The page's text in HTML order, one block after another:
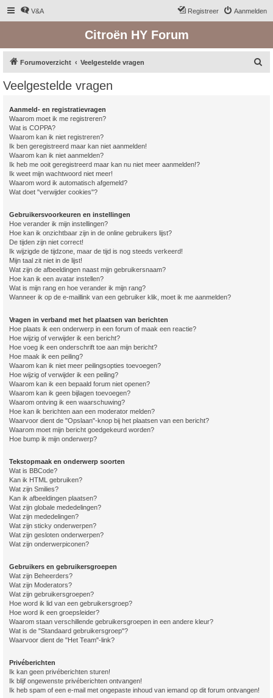
V&A Aanmelden
Registreer
Citroën HY Forum
Forumoverzicht Veelgestelde vragen
Veelgestelde vragen
Aanmeld- en registratievragen
Waarom moet ik me registreren?
Wat is COPPA?
Waarom kan ik niet registreren?
Ik ben geregistreerd maar kan niet aanmelden!
Waarom kan ik niet aanmelden?
Ik heb me ooit geregistreerd maar kan nu niet meer aanmelden!?
Ik weet mijn wachtwoord niet meer!
Waarom word ik automatisch afgemeld?
Wat doet "verwijder cookies"?
Gebruikersvoorkeuren en instellingen
Hoe verander ik mijn instellingen?
Hoe kan ik onzichtbaar zijn in de online gebruikers lijst?
De tijden zijn niet correct!
Ik wijzigde de tijdzone, maar de tijd is nog steeds verkeerd!
Mijn taal zit niet in de lijst!
Wat zijn de afbeeldingen naast mijn gebruikersnaam?
Hoe kan ik een avatar instellen?
Wat is mijn rang en hoe verander ik mijn rang?
Wanneer ik op de e-maillink van een gebruiker klik, moet ik me aanmelden?
Vragen in verband met het plaatsen van berichten
Hoe plaats ik een onderwerp in een forum of maak een reactie?
Hoe wijzig of verwijder ik een bericht?
Hoe voeg ik een onderschrift toe aan mijn bericht?
Hoe maak ik een peiling?
Waarom kan ik niet meer peilingsopties toevoegen?
Hoe wijzig of verwijder ik een peiling?
Waarom kan ik een bepaald forum niet openen?
Waarom kan ik geen bijlagen toevoegen?
Waarom ontving ik een waarschuwing?
Hoe kan ik berichten aan een moderator melden?
Waarvoor dient de "Opslaan"-knop bij het plaatsen van een bericht?
Waarom moet mijn bericht goedgekeurd worden?
Hoe bump ik mijn onderwerp?
Tekstopmaak en onderwerp soorten
Wat is BBCode?
Kan ik HTML gebruiken?
Wat zijn Smilies?
Kan ik afbeeldingen plaatsen?
Wat zijn globale mededelingen?
Wat zijn mededelingen?
Wat zijn sticky onderwerpen?
Wat zijn gesloten onderwerpen?
Wat zijn onderwerpiconen?
Gebruikers en gebruikersgroepen
Wat zijn Beheerders?
Wat zijn Moderators?
Wat zijn gebruikersgroepen?
Hoe word ik lid van een gebruikersgroep?
Hoe word ik een groepsleider?
Waarom staan verschillende gebruikersgroepen in een andere kleur?
Wat is de "Standaard gebruikersgroep"?
Waarvoor dient de "Het Team"-link?
Privéberichten
Ik kan geen privéberichten sturen!
Ik blijf ongewenste privéberichten ontvangen!
Ik heb spam of een e-mail met ongepaste inhoud van iemand op dit forum ontvangen!